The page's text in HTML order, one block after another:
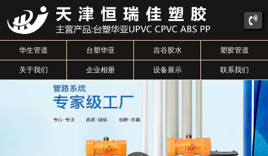
华生管道 台塑华亚 吉谷胶水 塑胶管道
关于我们 企业相册 设备展示 联系我们